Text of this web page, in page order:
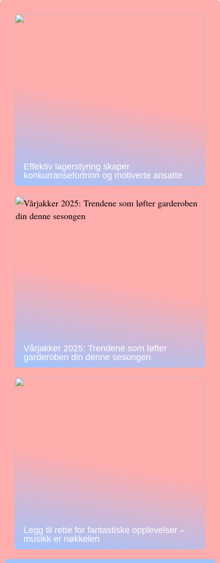
Effektiv lagerstyring skaper
konkurransefortrinn og motiverte ansatte
Vårjakker 2025: Trendene som løfter
garderoben din denne sesongen
Legg til rette for fantastiske opplevelser –
musikk er nøkkelen